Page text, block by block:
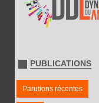
PUBLICATIONS
Parutions récentes